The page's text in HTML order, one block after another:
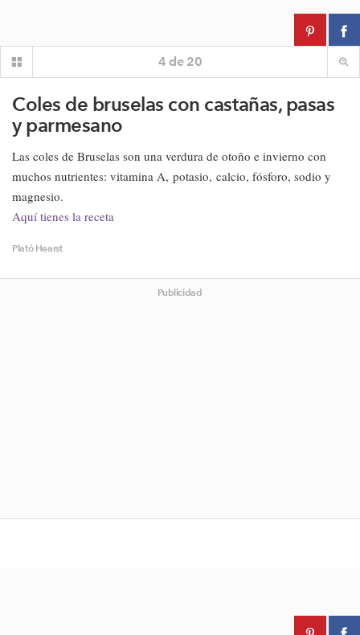
4 de 20
Coles de bruselas con castañas, pasas
y parmesano
Las coles de Bruselas son una verdura de otoño e invierno con
muchos nutrientes: vitamina A, potasio, calcio, fósforo, sodio y
magnesio.
Aquí tienes la receta
Plató Hearst
Publicidad